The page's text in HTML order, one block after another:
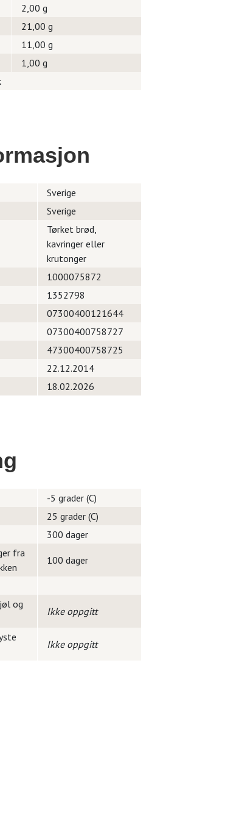
2,00 g
21,00 g
11,00 g
1,00 g
Sverige
Sverige
Tørket brød,
kavringer eller
krutonger
1000075872
1352798
07300400121644
07300400758727
47300400758725
22.12.2014
18.02.2026
-5 grader (C)
25 grader (C)
300 dager
fra
100 dager
og
Ikke oppgitt
Ikke oppgitt